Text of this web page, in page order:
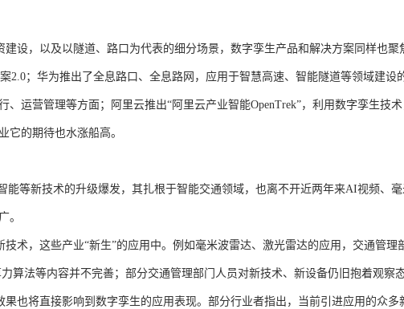
设，以及以隧道、路口为代表的细分场景，数字孪生产品和解决方案同样也聚
2.0；华为推出了全息路口、全息路网，应用于智慧高速、智能隧道等领域建设
、运营管理等方面；阿里云推出“阿里云产业智能OpenTrek”，利用数字孪生技
它的期待也水涨船高。
能等新技术的升级爆发，其扎根于智能交通领域，也离不开近两年来AI视频、
。
术，这些产业“新生”的应用中。例如毫米波雷达、激光雷达的应用，交通管理
算法等内容并不完善；部分交通管理部门人员对新技术、新设备仍旧抱着观察态
也将直接影响到数字孪生的应用表现。部分行业者指出，当前引进应用的众多